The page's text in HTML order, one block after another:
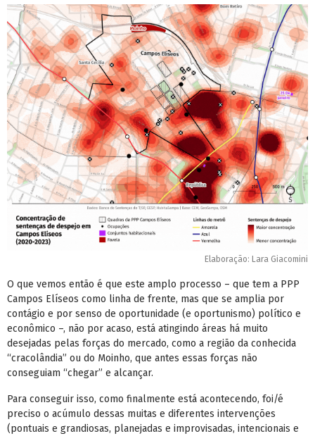
Elaboração: Lara Giacomini
O que vemos então é que este amplo processo – que tem a PPP
Campos Elíseos como linha de frente, mas que se amplia por
contágio e por senso de oportunidade (e oportunismo) político e
econômico –, não por acaso, está atingindo áreas há muito
desejadas pelas forças do mercado, como a região da conhecida
“cracolândia” ou do Moinho, que antes essas forças não
conseguiam “chegar” e alcançar.
Para conseguir isso, como finalmente está acontecendo, foi/é
preciso o acúmulo dessas muitas e diferentes intervenções
(pontuais e grandiosas, planejadas e improvisadas, intencionais e